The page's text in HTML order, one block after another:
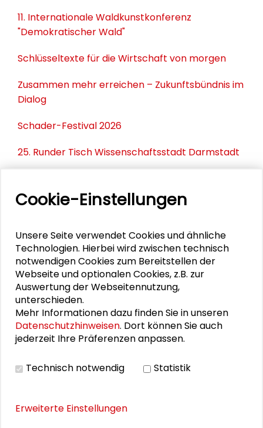
11. Internationale Waldkunstkonferenz
"Demokratischer Wald"
Schlüsseltexte für die Wirtschaft von morgen
Zusammen mehr erreichen – Zukunftsbündnis im
Dialog
Schader-Festival 2026
25. Runder Tisch Wissenschaftsstadt Darmstadt
PERSONEN IM KONTEXT
Wie wird jetzt regiert? Aktuelle Herausforderungen
der deutschen Koalitionsdemokratie
Öffentliche Podiumsdiskussion: Wie wird jetzt
regiert?
DOWNLOADS
Programm
Cookie-Einstellungen
Unsere Seite verwendet Cookies und ähnliche
Technologien. Hierbei wird zwischen technisch
notwendigen Cookies zum Bereitstellen der
Webseite und optionalen Cookies, z.B. zur
Auswertung der Webseitennutzung,
unterschieden.
Mehr Informationen dazu finden Sie in unseren
Datenschutzhinweisen. Dort können Sie auch
jederzeit Ihre Präferenzen anpassen.
Technisch notwendig Statistik
Erweiterte Einstellungen